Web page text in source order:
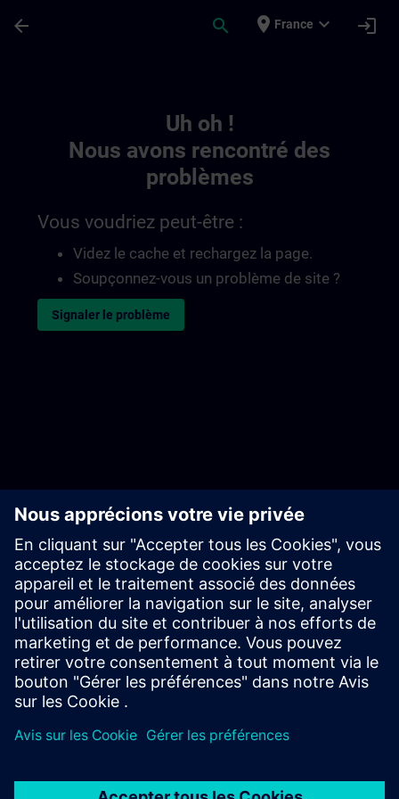
arrow_back search place France expand_more login
Uh oh !
Nous avons rencontré des
problèmes
Vous voudriez peut-être :
Videz le cache et rechargez la page.
Soupçonnez-vous un problème de site ?
Signaler le problème